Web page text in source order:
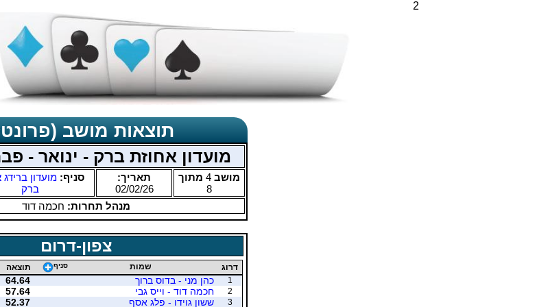
2
תוצאות מושב
מועדון אחוזת ברק - ינואר -
מושב 4 מתוך
8
תאריך:
02/02/26
סניף: מועדון
ברק
מנהל תחרות: חכמה דוד
צפון-דרום
דרוג שמות סניף תוצאה
1
כהן מני - בדוס ברוך 64.64
2
חכמה דוד - וייס גבי 57.64
3
ששון גוידו - פלג אסף 52.37